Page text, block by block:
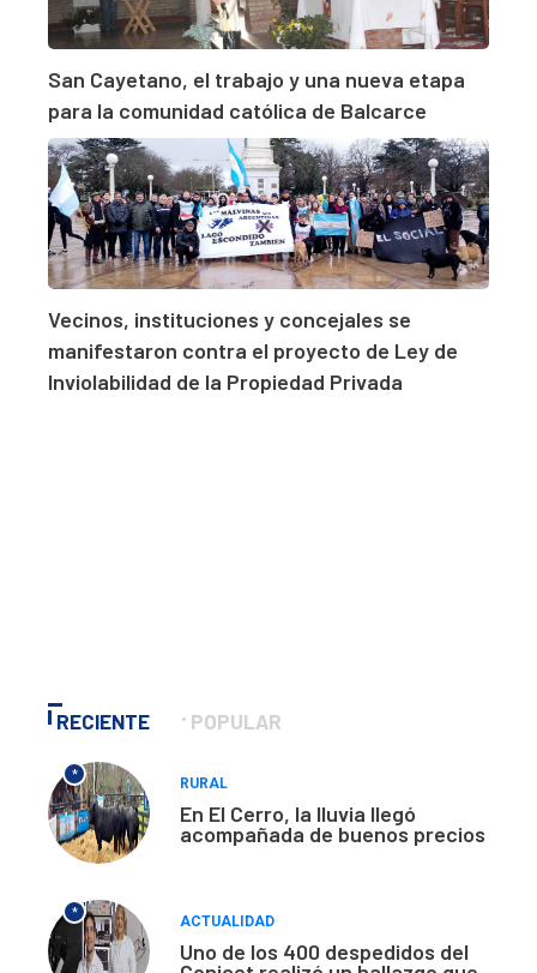
San Cayetano, el trabajo y una nueva etapa
para la comunidad católica de Balcarce
Vecinos, instituciones y concejales se
manifestaron contra el proyecto de Ley de
Inviolabilidad de la Propiedad Privada
RECIENTE POPULAR
*
RURAL
En El Cerro, la lluvia llegó
acompañada de buenos precios
*
ACTUALIDAD
Uno de los 400 despedidos del